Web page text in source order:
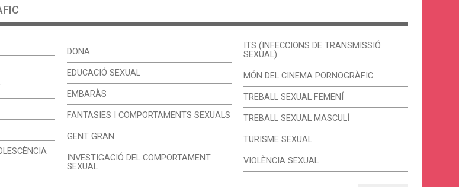
DONA
EDUCACIÓ SEXUAL
EMBARÀS
FANTASIES I COMPORTAMENTS SEXUALS
GENT GRAN
INVESTIGACIÓ DEL COMPORTAMENT
SEXUAL
ITS (INFECCIONS DE TRANSMISSIÓ
SEXUAL)
MÓN DEL CINEMA PORNOGRÀFIC
TREBALL SEXUAL FEMENÍ
TREBALL SEXUAL MASCULÍ
TURISME SEXUAL
VIOLÈNCIA SEXUAL